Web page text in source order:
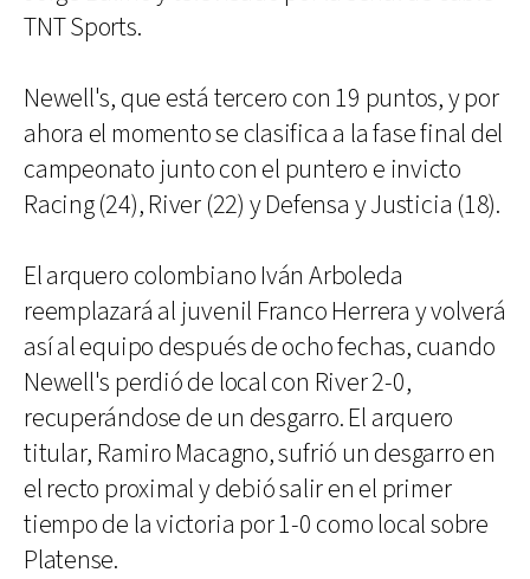
TNT Sports.
Newell's, que está tercero con 19 puntos, y por
ahora el momento se clasifica a la fase final del
campeonato junto con el puntero e invicto
Racing (24), River (22) y Defensa y Justicia (18).
El arquero colombiano Iván Arboleda
reemplazará al juvenil Franco Herrera y volverá
así al equipo después de ocho fechas, cuando
Newell's perdió de local con River 2-0,
recuperándose de un desgarro. El arquero
titular, Ramiro Macagno, sufrió un desgarro en
el recto proximal y debió salir en el primer
tiempo de la victoria por 1-0 como local sobre
Platense.